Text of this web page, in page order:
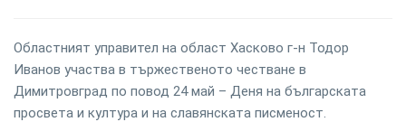
Областният управител на област Хасково г-н Тодор
Иванов участва в тържественото честване в
Димитровград по повод 24 май – Деня на българската
просвета и култура и на славянската писменост.